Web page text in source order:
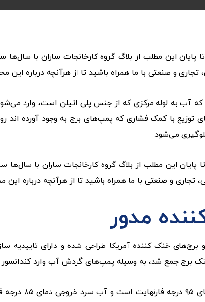
پایان این مطلب از بلاگ گروه کارخانجات ساران با
و صنعتی با ما همراه باشید تا از هرآنچه درباره این
آب به لوله مرکزی که از جنس پلی اتیلن است، وارد
توزیع با کمک فشاری که پمپ‌های برج به وجود آورده
می‌شود.
پایان این مطلب از بلاگ گروه کارخانجات ساران با سال‌ها
تجاری و صنعتی با ما همراه باشید تا از هرآنچه درباره این
مدور
برج‌های خنک کننده آمریکا طراحی شده و دارای
برج جمع شد، به وسیله پمپ‌های گردش آب وارد کندانسور
طی این